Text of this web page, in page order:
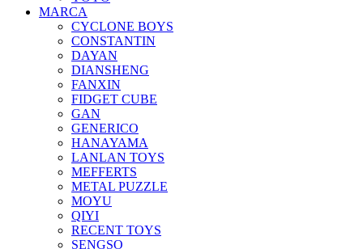
MARCA
CYCLONE BOYS
CONSTANTIN
DAYAN
DIANSHENG
FANXIN
FIDGET CUBE
GAN
GENERICO
HANAYAMA
LANLAN TOYS
MEFFERTS
METAL PUZZLE
MOYU
QIYI
RECENT TOYS
SENGSO